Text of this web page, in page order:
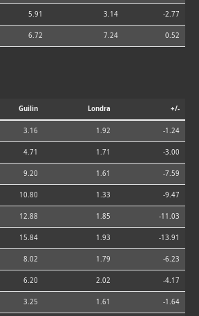
5.91 3.14 -2.77
6.72 7.24 0.52
Guilin Londra +/-
3.16 1.92 -1.24
4.71 1.71 -3.00
9.20 1.61 -7.59
10.80 1.33 -9.47
12.88 1.85 -11.03
15.84 1.93 -13.91
8.02 1.79 -6.23
6.20 2.02 -4.17
3.25 1.61 -1.64